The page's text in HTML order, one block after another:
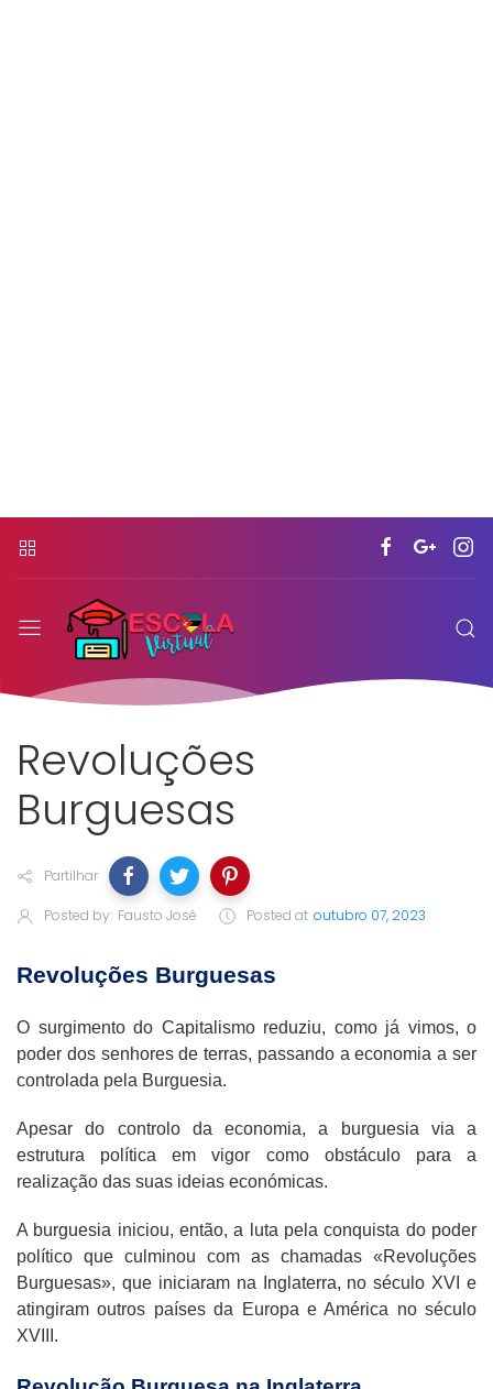
Revoluções
Burguesas
Partilhar
Posted by: Fausto José Posted at outubro 07, 2023
Revoluções Burguesas
O surgimento do Capitalismo reduziu, como já vimos, o
poder dos senhores de terras, passando a economia a ser
controlada pela Burguesia.
Apesar do controlo da economia, a burguesia via a
estrutura política em vigor como obstáculo para a
realização das suas ideias económicas.
A burguesia iniciou, então, a luta pela conquista do poder
político que culminou com as chamadas «Revoluções
Burguesas», que iniciaram na Inglaterra, no século XVI e
atingiram outros países da Europa e América no século
XVIII.